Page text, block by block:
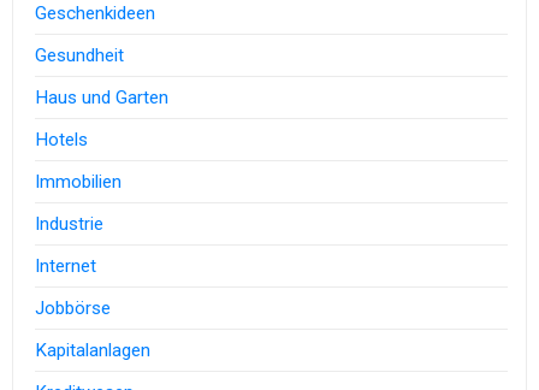
Geschenkideen
Gesundheit
Haus und Garten
Hotels
Immobilien
Industrie
Internet
Jobbörse
Kapitalanlagen